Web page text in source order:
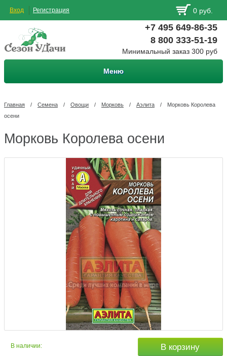
Вход Регистрация 0 руб.
+7 495 649-86-35
8 800 333-51-19
Минимальный заказ 300 руб
Меню
Главная / Семена / Овощи / Морковь / Аэлита /
Морковь Королева
осени
Морковь Королева осени
В наличии: В корзину